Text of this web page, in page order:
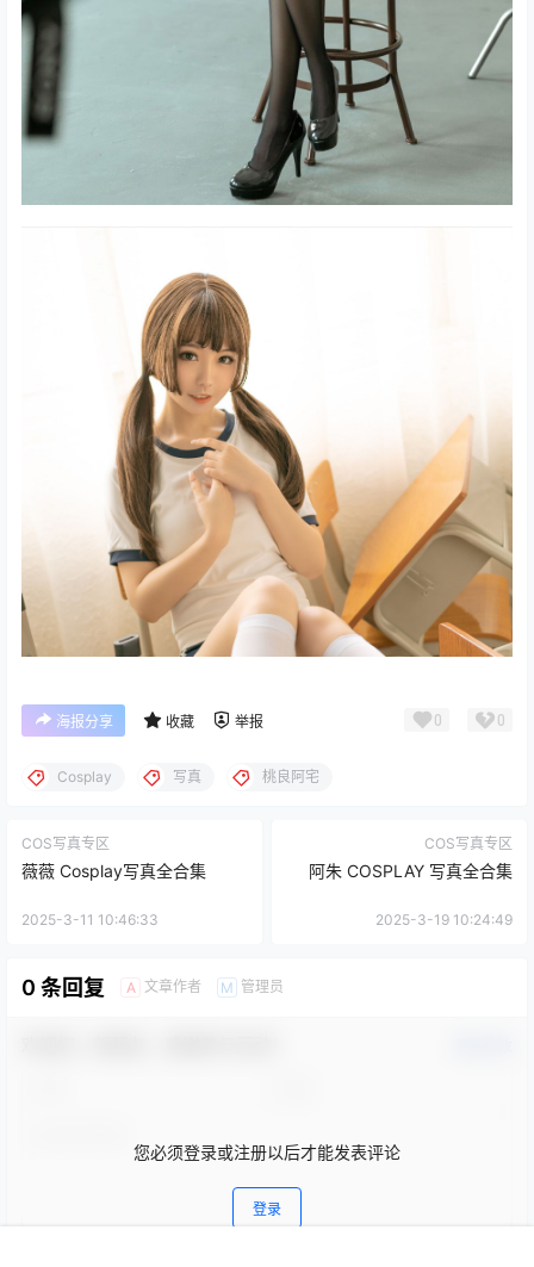
海报分享 收藏 举报 0 0
Cosplay 写真 桃良阿宅
COS写真专区
薇薇 Cosplay写真全合集
2025-3-11 10:46:33
COS写真专区
阿朱 COSPLAY 写真全合集
2025-3-19 10:24:49
0 条回复 A 文章作者 M 管理员
您必须登录或注册以后才能发表评论
登录